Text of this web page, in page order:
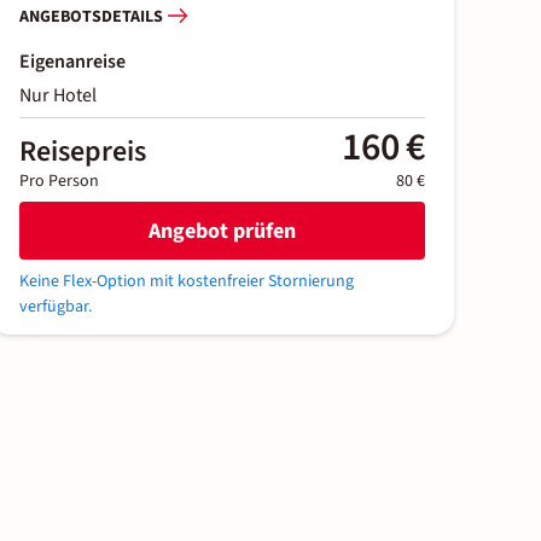
ANGEBOTSDETAILS
Eigenanreise
Nur Hotel
Reisepreis 160 €
Pro Person 80 €
Angebot prüfen
Keine Flex-Option mit kostenfreier Stornierung
verfügbar.